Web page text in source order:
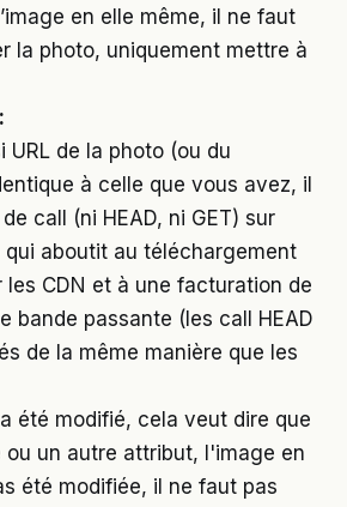
en elle même, il ne faut
la photo, uniquement mettre à
URL de la photo (ou du
à celle que vous avez, il
call (ni HEAD, ni GET) sur
qui aboutit au téléchargement
les CDN et à une facturation de
bande passante (les call HEAD
de la même manière que les
été modifié, cela veut dire que
ou un autre attribut, l'image en
été modifiée, il ne faut pas